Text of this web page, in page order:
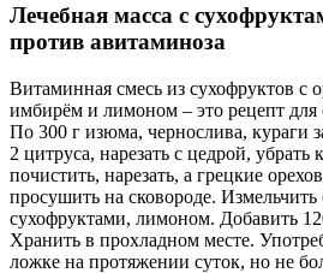
Лечебная масса с
против авитаминоза
Витаминная смесь из сухофруктов с
имбирём и лимоном – это рецепт для
По 300 г изюма, чернослива, кураги
2 цитруса, нарезать с цедрой,
почистить, нарезать, а грецкие
просушить на сковороде. Измельчить
сухофруктами, лимоном. Добавить
Хранить в прохладном месте.
ложке на протяжении суток, но не